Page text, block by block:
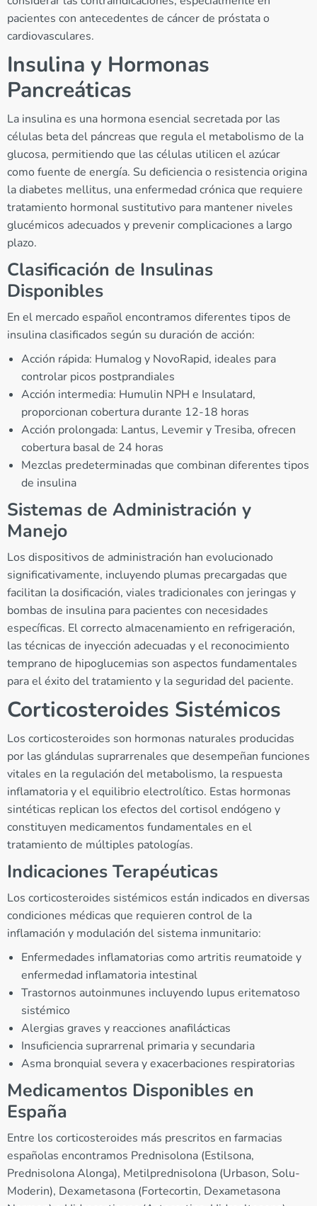
pacientes con antecedentes de cáncer de próstata o
cardiovasculares.
Insulina y Hormonas
Pancreáticas
La insulina es una hormona esencial secretada por las
células beta del páncreas que regula el metabolismo de la
glucosa, permitiendo que las células utilicen el azúcar
como fuente de energía. Su deficiencia o resistencia origina
la diabetes mellitus, una enfermedad crónica que requiere
tratamiento hormonal sustitutivo para mantener niveles
glucémicos adecuados y prevenir complicaciones a largo
plazo.
Clasificación de Insulinas
Disponibles
En el mercado español encontramos diferentes tipos de
insulina clasificados según su duración de acción:
Acción rápida: Humalog y NovoRapid, ideales para
controlar picos postprandiales
Acción intermedia: Humulin NPH e Insulatard,
proporcionan cobertura durante 12-18 horas
Acción prolongada: Lantus, Levemir y Tresiba, ofrecen
cobertura basal de 24 horas
Mezclas predeterminadas que combinan diferentes tipos
de insulina
Sistemas de Administración y
Manejo
Los dispositivos de administración han evolucionado
significativamente, incluyendo plumas precargadas que
facilitan la dosificación, viales tradicionales con jeringas y
bombas de insulina para pacientes con necesidades
específicas. El correcto almacenamiento en refrigeración,
las técnicas de inyección adecuadas y el reconocimiento
temprano de hipoglucemias son aspectos fundamentales
para el éxito del tratamiento y la seguridad del paciente.
Corticosteroides Sistémicos
Los corticosteroides son hormonas naturales producidas
por las glándulas suprarrenales que desempeñan funciones
vitales en la regulación del metabolismo, la respuesta
inflamatoria y el equilibrio electrolítico. Estas hormonas
sintéticas replican los efectos del cortisol endógeno y
constituyen medicamentos fundamentales en el
tratamiento de múltiples patologías.
Indicaciones Terapéuticas
Los corticosteroides sistémicos están indicados en diversas
condiciones médicas que requieren control de la
inflamación y modulación del sistema inmunitario:
Enfermedades inflamatorias como artritis reumatoide y
enfermedad inflamatoria intestinal
Trastornos autoinmunes incluyendo lupus eritematoso
sistémico
Alergias graves y reacciones anafilácticas
Insuficiencia suprarrenal primaria y secundaria
Asma bronquial severa y exacerbaciones respiratorias
Medicamentos Disponibles en
España
Entre los corticosteroides más prescritos en farmacias
españolas encontramos Prednisolona (Estilsona,
Prednisolona Alonga), Metilprednisolona (Urbason, Solu-
Moderin), Dexametasona (Fortecortin, Dexametasona